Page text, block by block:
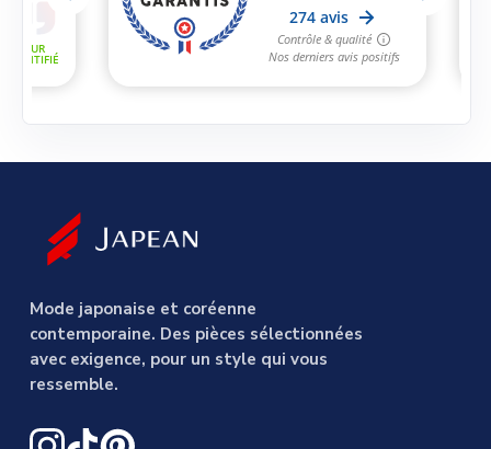
Mode japonaise et coréenne
contemporaine. Des pièces sélectionnées
avec exigence, pour un style qui vous
ressemble.